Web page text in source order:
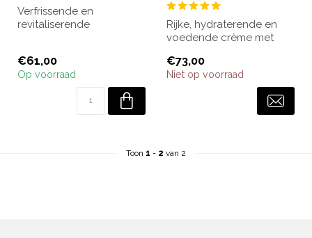
Verfrissende en
revitaliserende
€61,00
Op voorraad
Rijke, hydraterende en
voedende crème met
normale en droge hu...
€73,00
Niet op voorraad
Toon 1 - 2 van 2